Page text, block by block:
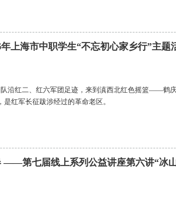
上海市中职学生“不忘初心家乡行”主
沿红二、红六军团足迹，来到滇西北红色摇篮——鹤
红军长征跋涉经过的革命老区。
——第七届线上系列公益讲座第六讲“冰